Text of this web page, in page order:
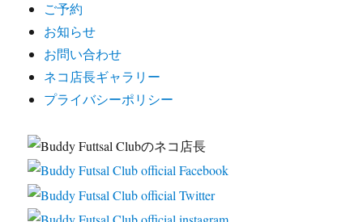
ご予約
お知らせ
お問い合わせ
ネコ店長ギャラリー
プライバシーポリシー